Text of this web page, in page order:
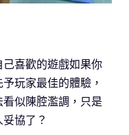
喜歡的遊戲如果你
玩家最佳的體驗，
似陳腔濫調，只是
協了？